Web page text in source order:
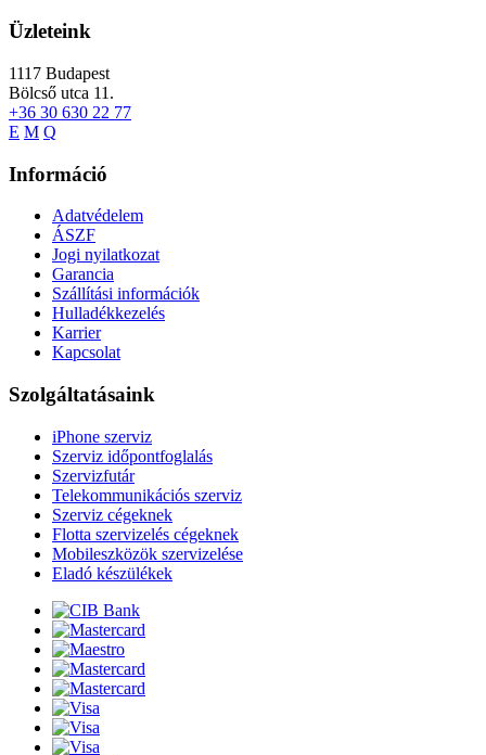
Üzleteink
1117 Budapest
Bölcső utca 11.
+36 30 630 22 77
E M Q
Információ
Adatvédelem
ÁSZF
Jogi nyilatkozat
Garancia
Szállítási információk
Hulladékkezelés
Karrier
Kapcsolat
Szolgáltatásaink
iPhone szerviz
Szerviz időpontfoglalás
Szervizfutár
Telekommunikációs szerviz
Szerviz cégeknek
Flotta szervizelés cégeknek
Mobileszközök szervizelése
Eladó készülékek